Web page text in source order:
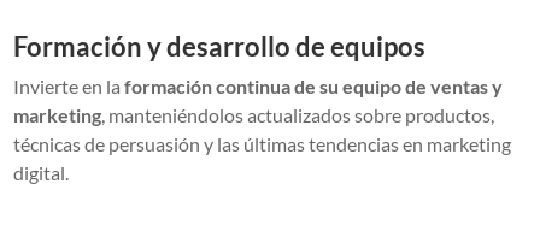
Formación y desarrollo de equipos
Invierte en la formación continua de su equipo de ventas y
marketing, manteniéndolos actualizados sobre productos,
técnicas de persuasión y las últimas tendencias en marketing
digital.